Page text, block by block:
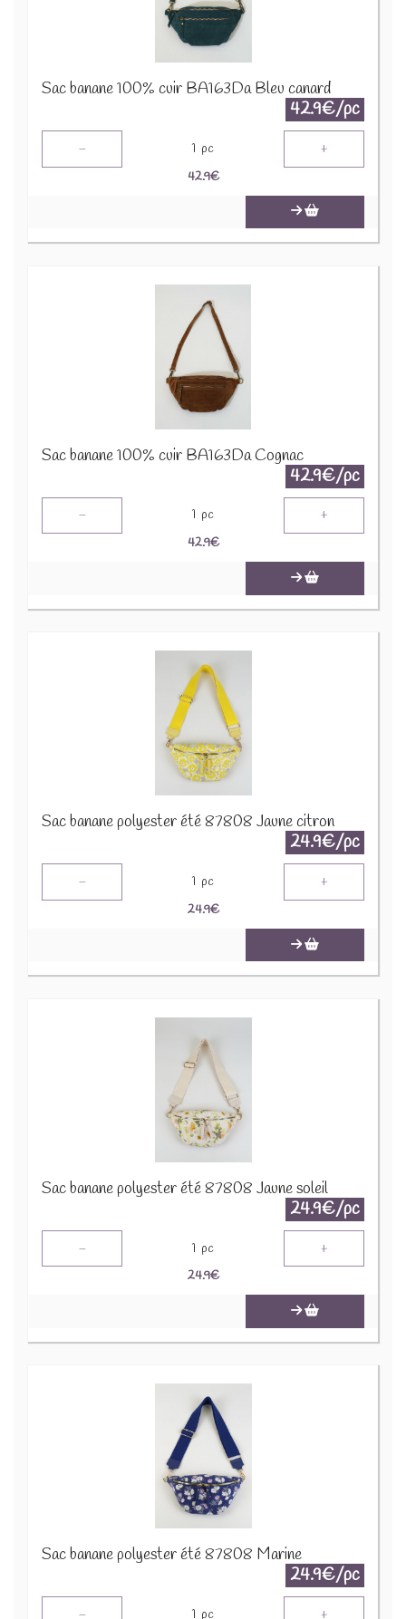
Sac banane 100% cuir BA163Da Bleu canard
42.9€/pc
- 1 pc +
42.9€
Sac banane 100% cuir BA163Da Cognac
42.9€/pc
- 1 pc +
42.9€
Sac banane polyester été 87808 Jaune citron
24.9€/pc
- 1 pc +
24.9€
Sac banane polyester été 87808 Jaune soleil
24.9€/pc
- 1 pc +
24.9€
Sac banane polyester été 87808 Marine
24.9€/pc
1 pc